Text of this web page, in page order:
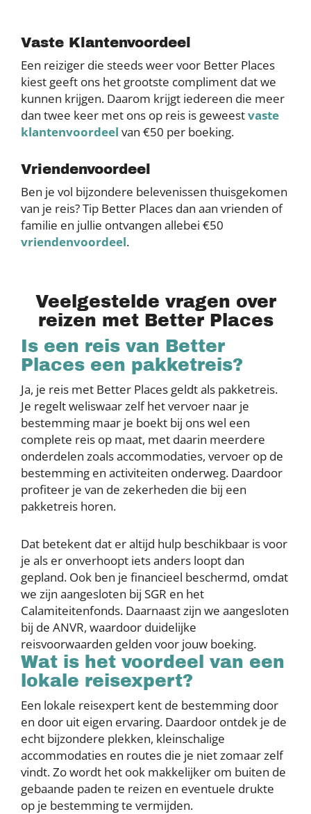
Vaste Klantenvoordeel
Een reiziger die steeds weer voor Better Places
kiest geeft ons het grootste compliment dat we
kunnen krijgen. Daarom krijgt iedereen die meer
dan twee keer met ons op reis is geweestvaste
klantenvoordeel van €50 per boeking.
Vriendenvoordeel
Ben je vol bijzondere belevenissen thuisgekomen
van je reis? Tip Better Places dan aan vrienden of
familie en jullie ontvangen allebei €50
vriendenvoordeel.
Veelgestelde vragen over
reizen met Better Places
Is een reis van Better
Places een pakketreis?
Ja, je reis met Better Places geldt als pakketreis.
Je regelt weliswaar zelf het vervoer naar je
bestemming maar je boekt bij ons wel een
complete reis op maat, met daarin meerdere
onderdelen zoals accommodaties, vervoer op de
bestemming en activiteiten onderweg. Daardoor
profiteer je van de zekerheden die bij een
pakketreis horen.
Dat betekent dat er altijd hulp beschikbaar is voor
je als er onverhoopt iets anders loopt dan
gepland. Ook ben je financieel beschermd, omdat
we zijn aangesloten bij SGR en het
Calamiteitenfonds. Daarnaast zijn we aangesloten
bij de ANVR, waardoor duidelijke
reisvoorwaarden gelden voor jouw boeking.
Wat is het voordeel van een
lokale reisexpert?
Een lokale reisexpert kent de bestemming door
en door uit eigen ervaring. Daardoor ontdek je de
echt bijzondere plekken, kleinschalige
accommodaties en routes die je niet zomaar zelf
vindt. Zo wordt het ook makkelijker om buiten de
gebaande paden te reizen en eventuele drukte
op je bestemming te vermijden.